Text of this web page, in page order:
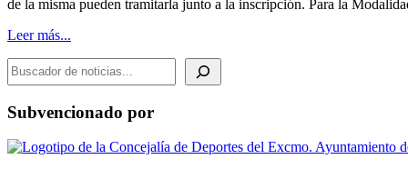
de la misma pueden tramitarla junto a la inscripción. Para la
Leer más...
BUSCADOR DE NOTICIAS
Subvencionado por